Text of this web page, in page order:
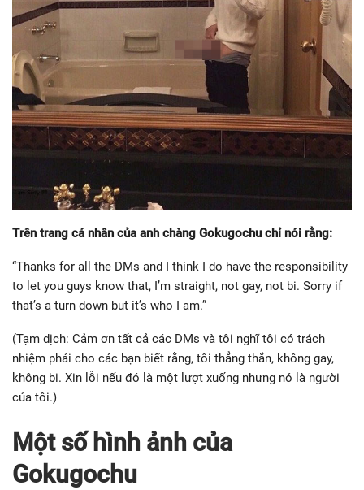
Trên trang cá nhân của anh chàng Gokugochu chỉ nói rằng:
“Thanks for all the DMs and I think I do have the responsibility
to let you guys know that, I’m straight, not gay, not bi. Sorry if
that’s a turn down but it’s who I am.”
(Tạm dịch: Cảm ơn tất cả các DMs và tôi nghĩ tôi có trách
nhiệm phải cho các bạn biết rằng, tôi thẳng thắn, không gay,
không bi. Xin lỗi nếu đó là một lượt xuống nhưng nó là người
của tôi.)
Một số hình ảnh của
Gokugochu